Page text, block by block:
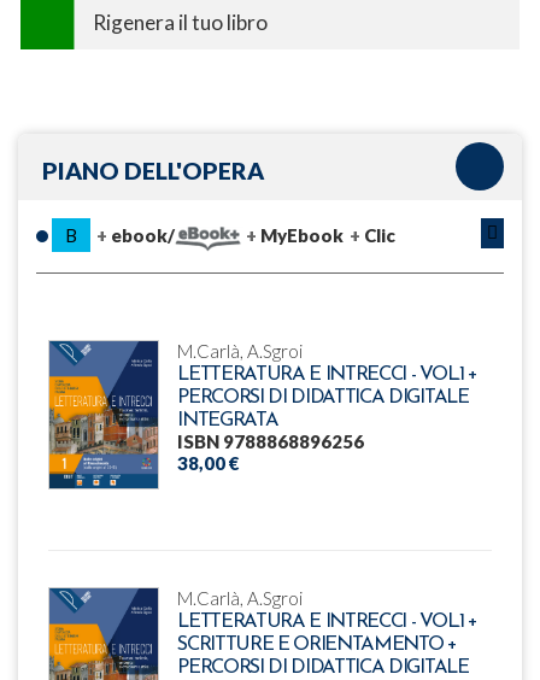
Rigenera il tuo libro
PIANO DELL'OPERA
B ebook/ MyEbook Clic
M.Carlà, A.Sgroi
LETTERATURA E INTRECCI - VOL.1 +
PERCORSI DI DIDATTICA DIGITALE
INTEGRATA
ISBN 9788868896256
38,00 €
M.Carlà, A.Sgroi
LETTERATURA E INTRECCI - VOL.1 +
SCRITTURE E ORIENTAMENTO +
PERCORSI DI DIDATTICA DIGITALE